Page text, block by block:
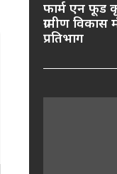
फार्म एन फूड
ग्रामीण
प्रतिभाग